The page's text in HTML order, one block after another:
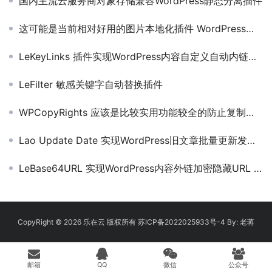
这可能是当前相对好用的图片本地化插件 WordPress编辑效率大大提高
LeKeyLinks 插件实现WordPress内容自定义自动内链插件
LeFilter 敏感关键字自动替换插件
WPCopyRights 应该是比较实用功能较全的防止复制版权插件
Lao Update Date 实现WordPress旧文章批量更新发布日期
LeBase64URL 实现WordPress内容外链加密隐藏URL 不影响权重
CopyRight © 2026 乐在云 版权所有 苏ICP备2022025933号-4 By: 老蒋
邮箱 QQ 微信 公众号